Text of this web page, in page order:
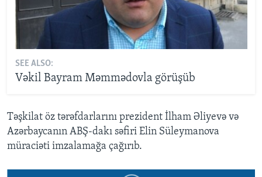
SEE ALSO:
Vəkil Bayram Məmmədovla görüşüb
Təşkilat öz tərəfdarlarını prezident İlham Əliyevə və
Azərbaycanın ABŞ-dakı səfiri Elin Süleymanova
müraciəti imzalamağa çağırıb.